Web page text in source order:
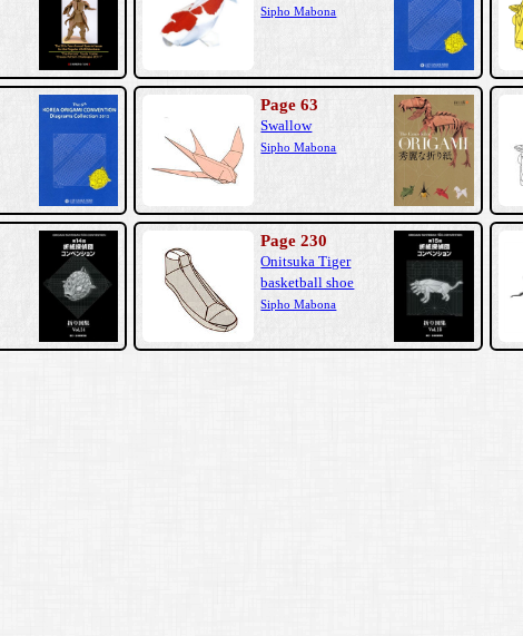
Sipho Mabona
Page 63
Swallow
Sipho Mabona
Page 230
Onitsuka Tiger
basketball shoe
Sipho Mabona